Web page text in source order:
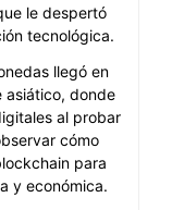
le despertó
tecnológica.
llegó en
asiático, donde
al probar
cómo
para
y económica.